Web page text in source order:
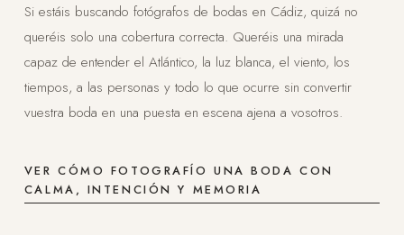
Si estáis buscando fotógrafos de bodas en Cádiz, quizá no
queréis solo una cobertura correcta. Queréis una mirada
capaz de entender el Atlántico, la luz blanca, el viento, los
tiempos, a las personas y todo lo que ocurre sin convertir
vuestra boda en una puesta en escena ajena a vosotros.
VER CÓMO FOTOGRAFÍO UNA BODA CON
CALMA, INTENCIÓN Y MEMORIA